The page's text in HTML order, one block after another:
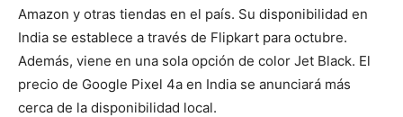
Amazon y otras tiendas en el país. Su disponibilidad en
India se establece a través de Flipkart para octubre.
Además, viene en una sola opción de color Jet Black. El
precio de Google Pixel 4a en India se anunciará más
cerca de la disponibilidad local.